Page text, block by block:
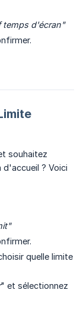
temps d'écran"
souhaitez
? Voici
quelle limite
" et sélectionnez